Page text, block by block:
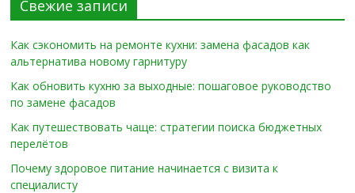
Свежие записи
Как сэкономить на ремонте кухни: замена фасадов как
альтернатива новому гарнитуру
Как обновить кухню за выходные: пошаговое руководство
по замене фасадов
Как путешествовать чаще: стратегии поиска бюджетных
перелётов
Почему здоровое питание начинается с визита к
специалисту